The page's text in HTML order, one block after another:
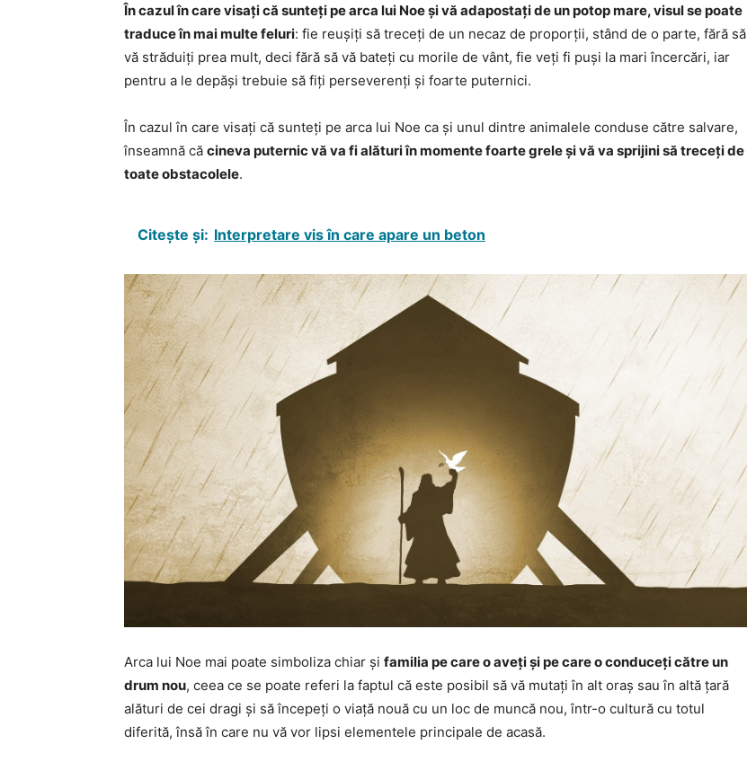
În cazul în care visați că sunteți pe arca lui Noe și vă adapostați de un potop mare, visul se poate
traduce în mai multe feluri: fie reușiți să treceți de un necaz de proporții, stând de o parte, fără să
vă străduiți prea mult, deci fără să vă bateți cu morile de vânt, fie veți fi puși la mari încercări, iar
pentru a le depăși trebuie să fiți perseverenți și foarte puternici.
În cazul în care visați că sunteți pe arca lui Noe ca și unul dintre animalele conduse către salvare,
înseamnă că cineva puternic vă va fi alături în momente foarte grele și vă va sprijini să treceți de
toate obstacolele.
Citește și: Interpretare vis în care apare un beton
Arca lui Noe mai poate simboliza chiar și familia pe care o aveți și pe care o conduceți către un
drum nou, ceea ce se poate referi la faptul că este posibil să vă mutați în alt oraș sau în altă țară
alături de cei dragi și să începeți o viață nouă cu un loc de muncă nou, într-o cultură cu totul
diferită, însă în care nu vă vor lipsi elementele principale de acasă.